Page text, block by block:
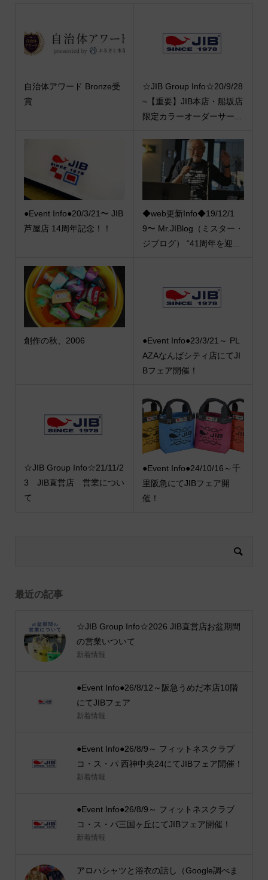
自治体アワード Bronze受
賞
☆JIB Group Info☆20/9/28
~【重要】JIB本店・船坂店
限定カラーオーダーサー...
●Event Info●20/3/21〜 JIB
芦屋店 14周年記念！！
◆web更新Info◆19/12/1
9〜 Mr.JIBlog（ミスター・
ジブログ） “41周年を迎...
創作の秋、2006
●Event Info●23/3/21～ PL
AZAなんばシティ店にてJI
Bフェア開催！
☆JIB Group Info☆21/11/2
3 JIB直営店 営業につい
て
●Event Info●24/10/16～千
里阪急にてJIBフェア開
催！
最近の記事
☆JIB Group Info☆2026 JIB直営店お盆期間
の営業いついて
新着情報
●Event Info●26/8/12～阪急うめだ本店10階
にてJIBフェア
新着情報
●Event Info●26/8/9～ フィットネスクラブ
コ・ス・パ 西神中央24にてJIBフェア開催！
新着情報
●Event Info●26/8/9～ フィットネスクラブ
コ・ス・パ三国ヶ丘にてJIBフェア開催！
新着情報
アロハシャツと浴衣の話し（Google調べま